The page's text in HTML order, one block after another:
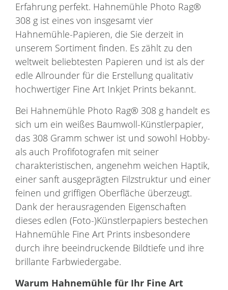
Erfahrung perfekt. Hahnemühle Photo Rag®
308 g ist eines von insgesamt vier
Hahnemühle-Papieren, die Sie derzeit in
unserem Sortiment finden. Es zählt zu den
weltweit beliebtesten Papieren und ist als der
edle Allrounder für die Erstellung qualitativ
hochwertiger Fine Art Inkjet Prints bekannt.
Bei Hahnemühle Photo Rag® 308 g handelt es
sich um ein weißes Baumwoll-Künstlerpapier,
das 308 Gramm schwer ist und sowohl Hobby-
als auch Profifotografen mit seiner
charakteristischen, angenehm weichen Haptik,
einer sanft ausgeprägten Filzstruktur und einer
feinen und griffigen Oberfläche überzeugt.
Dank der herausragenden Eigenschaften
dieses edlen (Foto-)Künstlerpapiers bestechen
Hahnemühle Fine Art Prints insbesondere
durch ihre beeindruckende Bildtiefe und ihre
brillante Farbwiedergabe.
Warum Hahnemühle für Ihr Fine Art